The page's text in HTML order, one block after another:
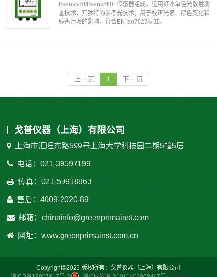
Bsens580/Bsens580L传感器组成，运用红外单色光散射测
量技术，其独特的参考光技术，用于校正光强、颜色变化和
镜头污垢的影响，符合EN Iso7027标准。
上一页 1 下一页
戈普仪器（上海）有限公司
上海市汇旺东路599号上海大学科技园二期5幢5层
电话：021-39597199
传真：021-59918963
售后：4009-2020-89
邮箱：chinainfo@greenprimainst.com
网址：www.greenprimainst.com.cn
Copyright©2026 版权所有：戈普仪器（上海）有限公司